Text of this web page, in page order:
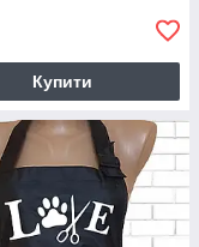
Купити